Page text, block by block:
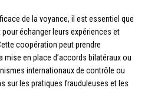
de la voyance, il est essentiel que
échanger leurs expériences et
coopération peut prendre
en place d’accords bilatéraux ou
internationaux de contrôle ou
sur les pratiques frauduleuses et les